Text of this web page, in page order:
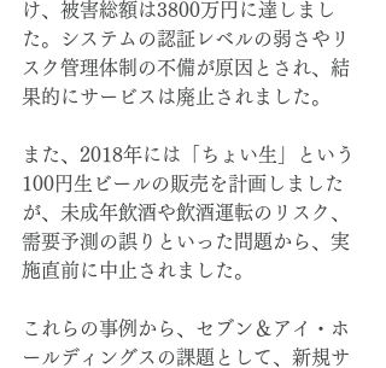
け、被害総額は3800万円に達しまし
た。システムの認証レベルの弱さやリ
スク管理体制の不備が原因とされ、結
果的にサービスは廃止されました。
また、2018年には「ちょい生」という
100円生ビールの販売を計画しました
が、未成年飲酒や飲酒運転のリスク、
需要予測の誤りといった問題から、実
施直前に中止されました。
これらの事例から、セブン＆アイ・ホ
ールディングスの課題として、新規サ